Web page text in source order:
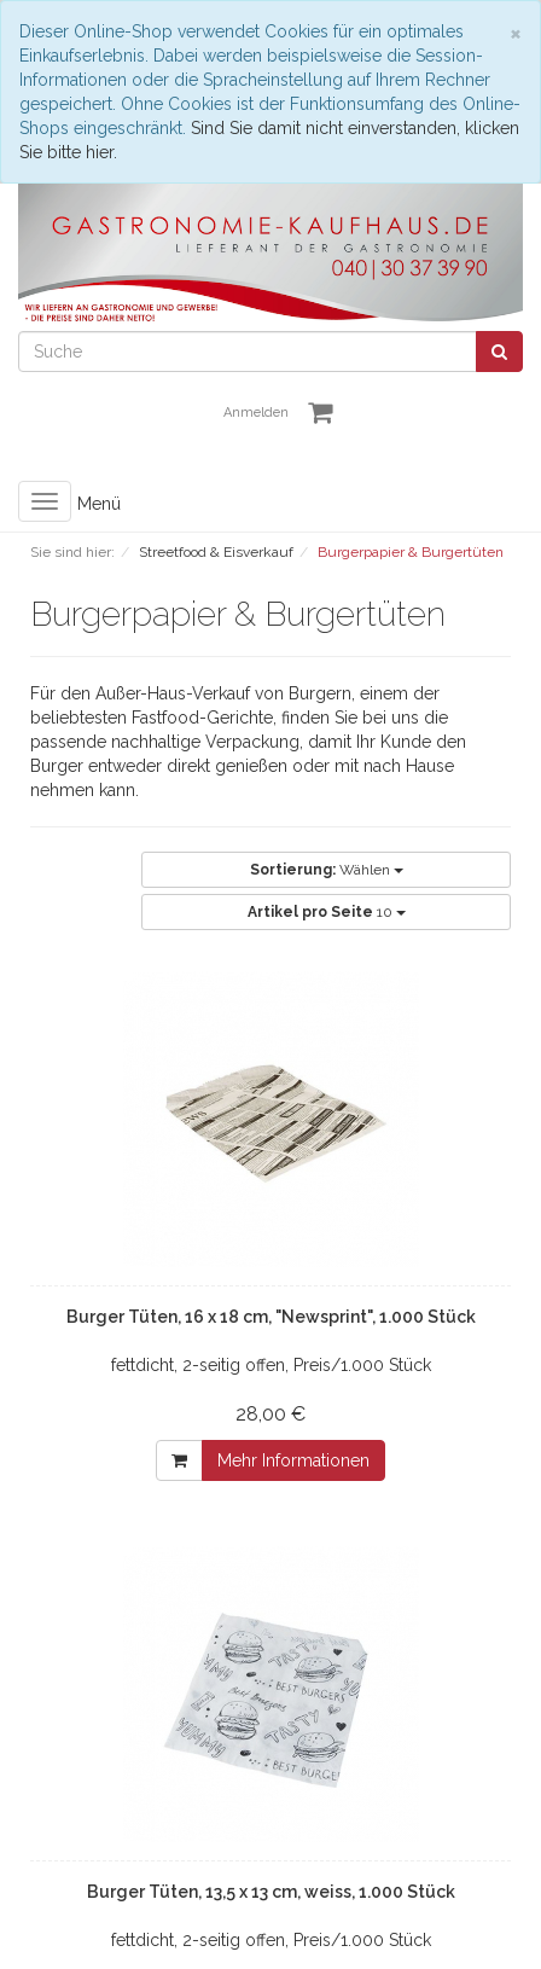
×
Dieser Online-Shop verwendet Cookies für ein optimales
Einkaufserlebnis. Dabei werden beispielsweise die Session-
Informationen oder die Spracheinstellung auf Ihrem Rechner
gespeichert. Ohne Cookies ist der Funktionsumfang des Online-
Shops eingeschränkt. Sind Sie damit nicht einverstanden, klicken
Sie bitte hier.
Anmelden
Toggle
navigation
Menü
Sie sind hier: Streetfood & Eisverkauf Burgerpapier & Burgertüten
Burgerpapier & Burgertüten
Für den Außer-Haus-Verkauf von Burgern, einem der
beliebtesten Fastfood-Gerichte, finden Sie bei uns die
passende nachhaltige Verpackung, damit Ihr Kunde den
Burger entweder direkt genießen oder mit nach Hause
nehmen kann.
Sortierung: Wählen
Artikel pro Seite 10
Burger Tüten, 16 x 18 cm, "Newsprint", 1.000 Stück
fettdicht, 2-seitig offen, Preis/1.000 Stück
28,00 €
Mehr Informationen
Burger Tüten, 13,5 x 13 cm, weiss, 1.000 Stück
fettdicht, 2-seitig offen, Preis/1.000 Stück